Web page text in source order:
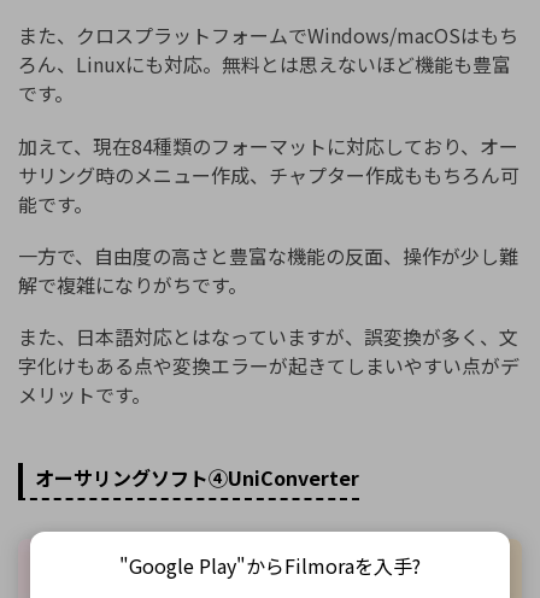
また、クロスプラットフォームでWindows/macOSはもち
ろん、Linuxにも対応。無料とは思えないほど機能も豊富
です。
加えて、現在84種類のフォーマットに対応しており、オー
サリング時のメニュー作成、チャプター作成ももちろん可
能です。
一方で、自由度の高さと豊富な機能の反面、操作が少し難
解で複雑になりがちです。
また、日本語対応とはなっていますが、誤変換が多く、文
字化けもある点や変換エラーが起きてしまいやすい点がデ
メリットです。
オーサリングソフト④UniConverter
"Google Play"からFilmoraを入手?